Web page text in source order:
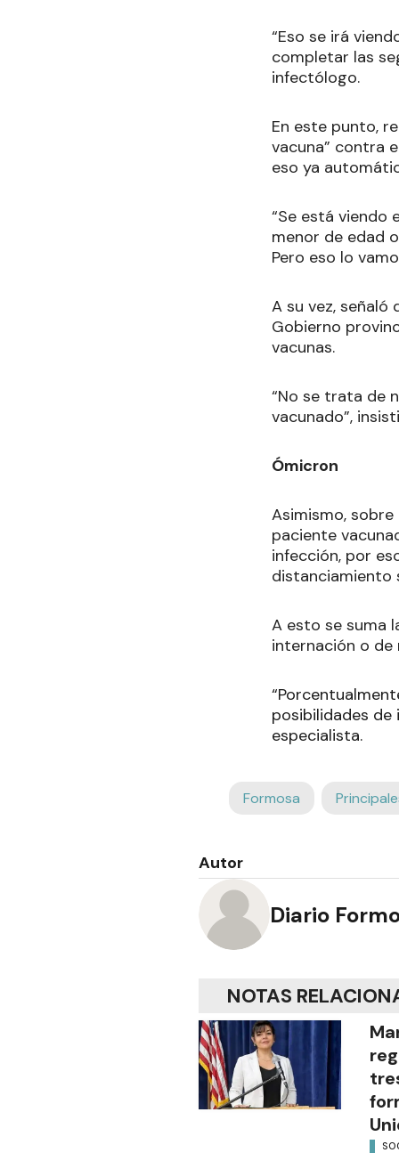
“Eso se irá
completar las
infectólogo.
En este punto,
vacuna” contra
eso ya
“Se está viendo
menor de edad
Pero eso lo
A su vez, señaló
Gobierno
vacunas.
“No se trata de
vacunado”,
Ómicron
Asimismo,
paciente
infección, por
distanciamiento
A esto se suma
internación o de
posibilidades de
especialista.
Formosa
Autor
Diario
NOTAS